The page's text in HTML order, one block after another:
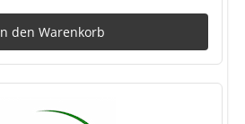
den Warenkorb